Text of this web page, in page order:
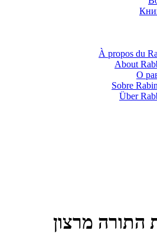
À propos du
About
О
Sobre
Über
התורה מרצון